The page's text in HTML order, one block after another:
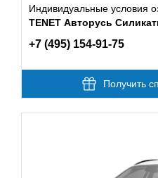
Индивидуальные условия
TENET Авторусь
+7 (495) 154-91-75
Получить